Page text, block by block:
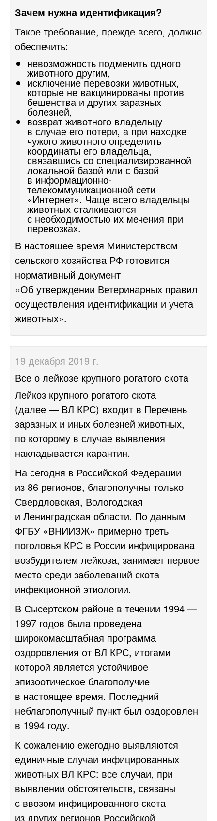
Зачем нужна идентификация?
Такое требование, прежде всего, должно
обеспечить:
невозможность подменить одного
животного другим,
исключение перевозки животных,
которые не вакцинированы против
бешенства и других заразных
болезней,
возврат животного владельцу
в случае его потери, а при находке
чужого животного определить
координаты его владельца,
связавшись со специализированной
локальной базой или с базой
в информационно-
телекоммуникационной сети
«Интернет». Чаще всего владельцы
животных сталкиваются
с необходимостью их мечения при
перевозках.
В настоящее время Министерством
сельского хозяйства РФ готовится
нормативный документ
«Об утверждении Ветеринарных правил
осуществления идентификации и учета
животных».
19 декабря 2019 г.
Все о лейкозе крупного рогатого скота
Лейкоз крупного рогатого скота
(далее — ВЛ КРС) входит в Перечень
заразных и иных болезней животных,
по которому в случае выявления
накладывается карантин.
На сегодня в Российской Федерации
из 86 регионов, благополучны только
Свердловская, Вологодская
и Ленинградская области. По данным
ФГБУ «ВНИИЗЖ» примерно треть
поголовья КРС в России инфицирована
возбудителем лейкоза, занимает первое
место среди заболеваний скота
инфекционной этиологии.
В Сысертском районе в течении 1994 —
1997 годов была проведена
широкомасштабная программа
оздоровления от ВЛ КРС, итогами
которой является устойчивое
эпизоотическое благополучие
в настоящее время. Последний
неблагополучный пункт был оздоровлен
в 1994 году.
К сожалению ежегодно выявляются
единичные случаи инфицированных
животных ВЛ КРС: все случаи, при
выявлении обстоятельств, связаны
с ввозом инфицированного скота
из других регионов Российской